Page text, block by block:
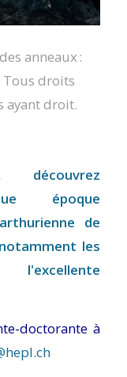
anneaux :
Tous droits
ayant droit.
découvrez
époque
de
les
doctorante à